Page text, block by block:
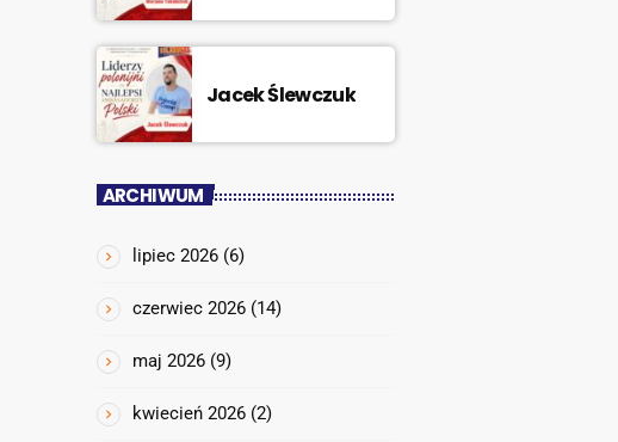
Jacek Ślewczuk
ARCHIWUM
lipiec 2026 (6)
czerwiec 2026 (14)
maj 2026 (9)
kwiecień 2026 (2)